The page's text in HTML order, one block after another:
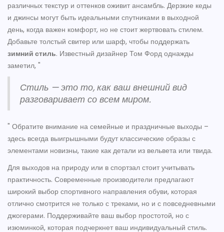
различных текстур и оттенков оживит ансамбль. Дерзкие кеды
и джинсы могут быть идеальными спутниками в выходной
день, когда важен комфорт, но не стоит жертвовать стилем.
Добавьте толстый свитер или шарф, чтобы поддержать
зимний стиль. Известный дизайнер Том Форд однажды
заметил, "
Стиль — это то, как ваш внешний вид
разговаривает со всем миром.
" Обратите внимание на семейные и праздничные выходы –
здесь всегда выигрышными будут классические образы с
элементами новизны, такие как детали из вельвета или твида.
Для выходов на природу или в спортзал стоит учитывать
практичность. Современные производители предлагают
широкий выбор спортивного направления обуви, которая
отлично смотрится не только с треками, но и с повседневными
джогерами. Поддерживайте ваш выбор простотой, но с
изюминкой, которая подчеркнет ваш индивидуальный стиль.